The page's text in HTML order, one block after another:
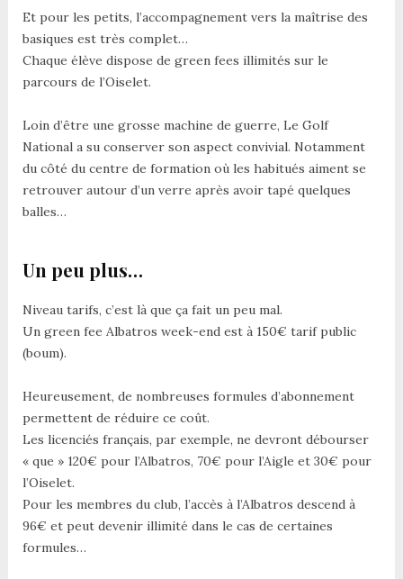
Et pour les petits, l’accompagnement vers la maîtrise des
basiques est très complet…
Chaque élève dispose de green fees illimités sur le
parcours de l’Oiselet.
Loin d’être une grosse machine de guerre, Le Golf
National a su conserver son aspect convivial. Notamment
du côté du centre de formation où les habitués aiment se
retrouver autour d’un verre après avoir tapé quelques
balles…
Un peu plus…
Niveau tarifs, c’est là que ça fait un peu mal.
Un green fee Albatros week-end est à 150€ tarif public
(boum).
Heureusement, de nombreuses formules d’abonnement
permettent de réduire ce coût.
Les licenciés français, par exemple, ne devront débourser
« que » 120€ pour l’Albatros, 70€ pour l’Aigle et 30€ pour
l’Oiselet.
Pour les membres du club, l’accès à l’Albatros descend à
96€ et peut devenir illimité dans le cas de certaines
formules…